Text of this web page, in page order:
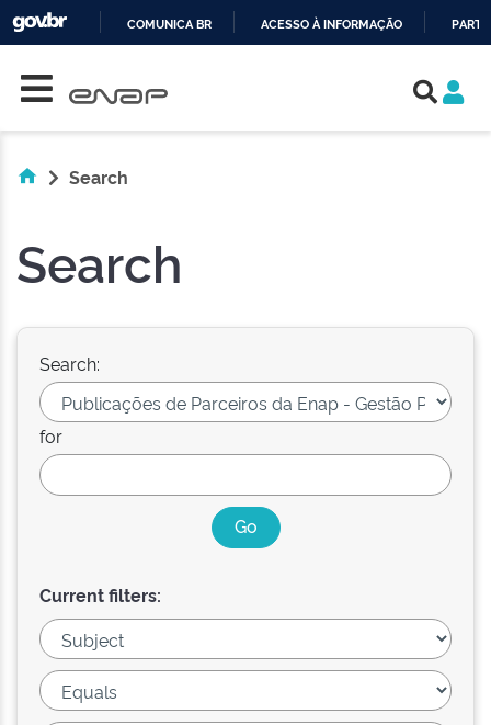
COMUNICA BR ACESSO À INFORMAÇÃO
Search
Search
Search:
for
Current filters: